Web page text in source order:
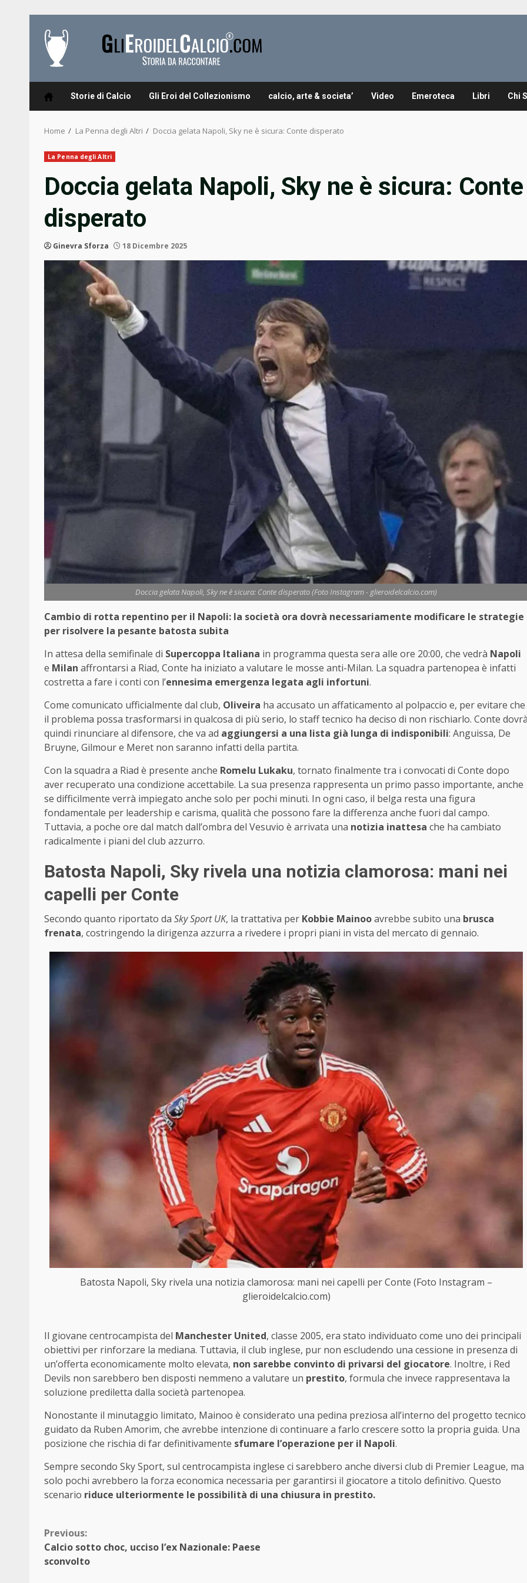
content
Storie di Calcio Gli Eroi del Collezionismo calcio, arte & societa’ Video Emeroteca Libri Chi
Home La Penna degli Altri Doccia gelata Napoli, Sky ne è sicura: Conte disperato
La Penna degli Altri
Doccia gelata Napoli, Sky ne è sicura: Conte
disperato
Ginevra Sforza 18 Dicembre 2025
Doccia gelata Napoli, Sky ne è sicura: Conte disperato (Foto Instagram - glieroidelcalcio.com)
Cambio di rotta repentino per il Napoli: la società ora dovrà necessariamente modificare le strategie
per risolvere la pesante batosta subita
In attesa della semifinale di Supercoppa Italiana in programma questa sera alle ore 20:00, che vedrà Napoli
e Milan affrontarsi a Riad, Conte ha iniziato a valutare le mosse anti-Milan. La squadra partenopea è infatti
costretta a fare i conti con l’ennesima emergenza legata agli infortuni.
Come comunicato ufficialmente dal club, Oliveira ha accusato un affaticamento al polpaccio e, per evitare che
il problema possa trasformarsi in qualcosa di più serio, lo staff tecnico ha deciso di non rischiarlo. Conte
quindi rinunciare al difensore, che va ad aggiungersi a una lista già lunga di indisponibili: Anguissa, De
Bruyne, Gilmour e Meret non saranno infatti della partita.
Con la squadra a Riad è presente anche Romelu Lukaku, tornato finalmente tra i convocati di Conte dopo
aver recuperato una condizione accettabile. La sua presenza rappresenta un primo passo importante, anche
se difficilmente verrà impiegato anche solo per pochi minuti. In ogni caso, il belga resta una figura
fondamentale per leadership e carisma, qualità che possono fare la differenza anche fuori dal campo.
Tuttavia, a poche ore dal match dall’ombra del Vesuvio è arrivata una notizia inattesa che ha cambiato
radicalmente i piani del club azzurro.
Batosta Napoli, Sky rivela una notizia clamorosa: mani nei
capelli per Conte
Secondo quanto riportato da Sky Sport UK, la trattativa per Kobbie Mainooavrebbe subito una brusca
frenata, costringendo la dirigenza azzurra a rivedere i propri piani in vista del mercato di gennaio.
Batosta Napoli, Sky rivela una notizia clamorosa: mani nei capelli per Conte (Foto Instagram –
glieroidelcalcio.com)
Il giovane centrocampista del Manchester United, classe 2005, era stato individuato come uno dei principali
obiettivi per rinforzare la mediana. Tuttavia, il club inglese, pur non escludendo una cessione in presenza di
un’offerta economicamente molto elevata, non sarebbe convinto di privarsi del giocatore. Inoltre, i Red
Devils non sarebbero ben disposti nemmeno a valutare un prestito, formula che invece rappresentava la
soluzione prediletta dalla società partenopea.
Nonostante il minutaggio limitato, Mainoo è considerato una pedina preziosa all’interno del progetto tecnico
guidato da Ruben Amorim, che avrebbe intenzione di continuare a farlo crescere sotto la propria guida. Una
posizione che rischia di far definitivamente sfumare l’operazione per il Napoli.
Sempre secondo Sky Sport, sul centrocampista inglese ci sarebbero anche diversi club di Premier League, ma
solo pochi avrebbero la forza economica necessaria per garantirsi il giocatore a titolo definitivo. Questo
scenario riduce ulteriormente le possibilità di una chiusura in prestito.
Continue
Reading
Previous:
Calcio sotto choc, ucciso l’ex Nazionale: Paese
sconvolto